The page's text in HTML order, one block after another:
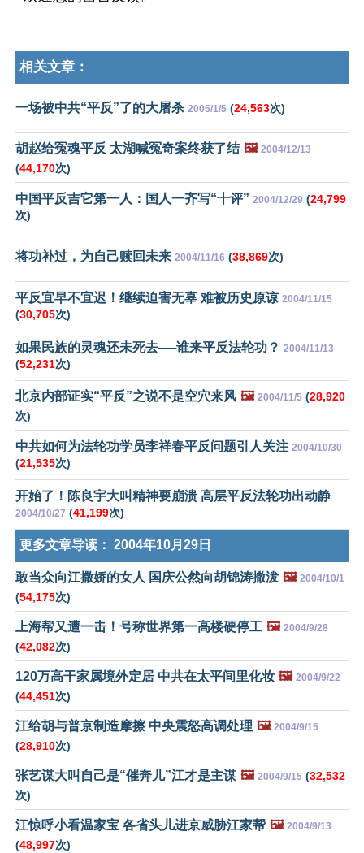
相关文章：
一场被中共“平反”了的大屠杀 2005/1/5 (24,563次)
胡赵给冤魂平反 太湖喊冤奇案终获了结 🖼️ 2004/12/13
(44,170次)
中国平反吉它第一人：国人一齐写“十评” 2004/12/29 (24,799
次)
将功补过，为自己赎回未来 2004/11/16 (38,869次)
平反宜早不宜迟！继续迫害无辜 难被历史原谅 2004/11/15
(30,705次)
如果民族的灵魂还未死去──谁来平反法轮功？ 2004/11/13
(52,231次)
北京内部证实“平反”之说不是空穴来风 🖼️ 2004/11/5 (28,920
次)
中共如何为法轮功学员李祥春平反问题引人关注 2004/10/30
(21,535次)
开始了！陈良宇大叫精神要崩溃 高层平反法轮功出动静
2004/10/27 (41,199次)
更多文章导读： 2004年10月29日
敢当众向江撒娇的女人 国庆公然向胡锦涛撒泼 🖼️ 2004/10/1
(54,175次)
上海帮又遭一击！号称世界第一高楼硬停工 🖼️ 2004/9/28
(42,082次)
120万高干家属境外定居 中共在太平间里化妆 🖼️ 2004/9/22
(44,451次)
江给胡与普京制造摩擦 中央震怒高调处理 🖼️ 2004/9/15
(28,910次)
张艺谋大叫自己是“催奔儿”江才是主谋 🖼️ 2004/9/15 (32,532
次)
江惊呼小看温家宝 各省头儿进京威胁江家帮 🖼️ 2004/9/13
(48,997次)